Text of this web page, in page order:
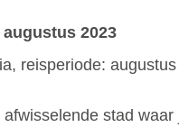
augustus 2023
reisperiode:
afwisselende stad